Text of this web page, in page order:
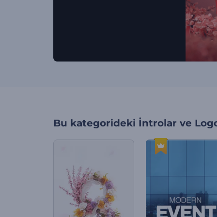
Bu kategorideki İntrolar ve